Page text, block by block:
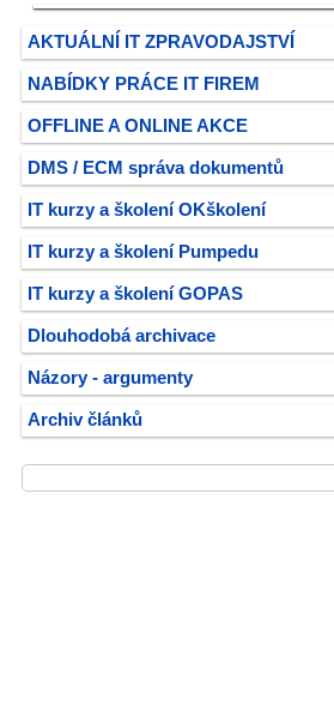
AKTUÁLNÍ IT ZPRAVODAJSTVÍ
NABÍDKY PRÁCE IT FIREM
OFFLINE A ONLINE AKCE
DMS / ECM správa dokumentů
IT kurzy a školení OKškolení
IT kurzy a školení Pumpedu
IT kurzy a školení GOPAS
Dlouhodobá archivace
Názory - argumenty
Archiv článků